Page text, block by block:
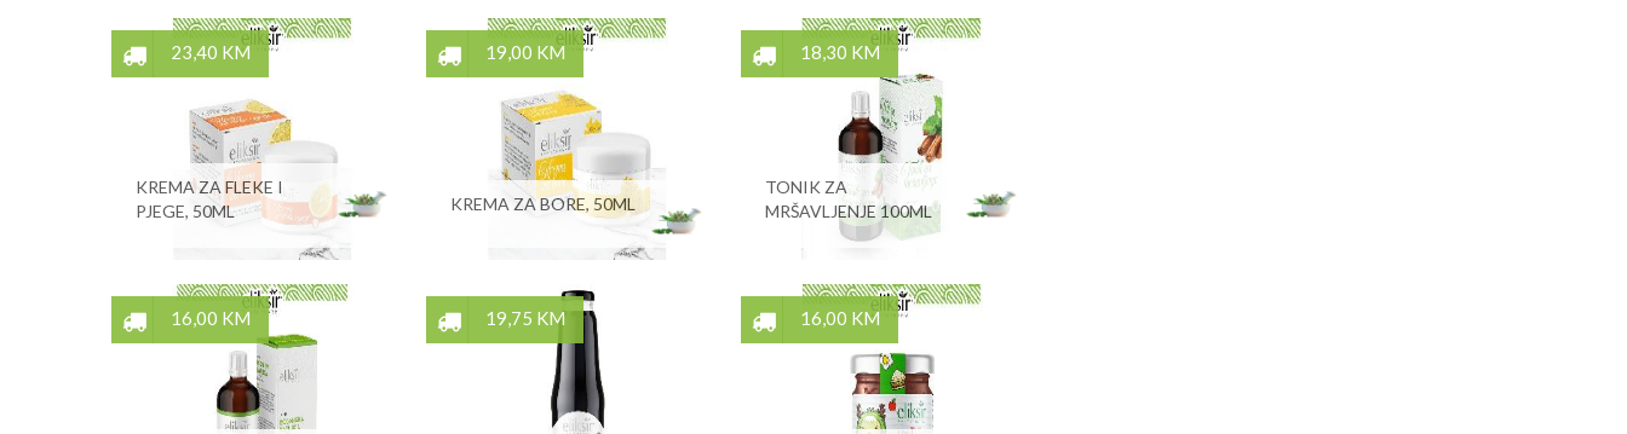
23,40 KM
KREMA ZA FLEKE I
PJEGE, 50ML
19,00 KM
KREMA ZA BORE, 50ML
18,30 KM
TONIK ZA
MRŠAVLJENJE 100ML
16,00 KM 19,75 KM 16,00 KM